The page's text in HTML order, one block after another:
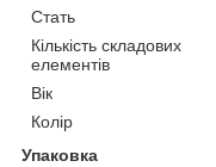
Стать
Кількість складових
елементів
Вік
Колір
Упаковка